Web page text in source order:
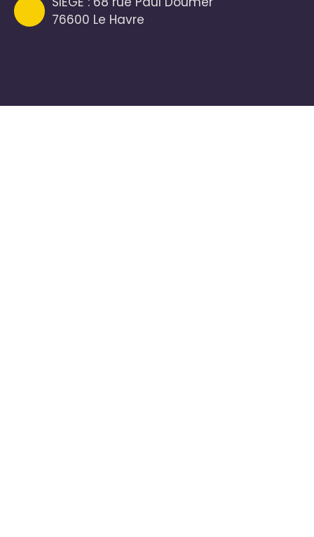
76600 Le Havre